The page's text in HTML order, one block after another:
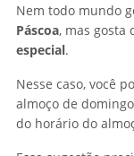
Nem todo mundo
Páscoa, mas gosta
especial.
Nesse caso, você
almoço de
do horário do